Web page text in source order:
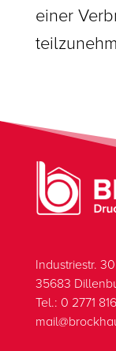
einer
Industriestr. 30
35683
Tel.: 0 2771